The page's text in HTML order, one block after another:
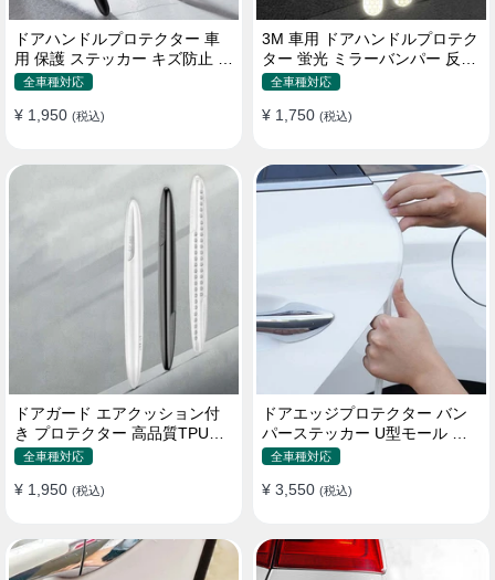
ドアハンドルプロテクター 車
用 保護 ステッカー キズ防止 高
品質TPU製 4枚セット
全車種対応
¥ 1,950 (税込)
3M 車用 ドアハンドルプロテク
ター 蛍光 ミラーバンパー 反射
ステッカー 保護フィルム
全車種対応
¥ 1,750 (税込)
ドアガード エアクッション付
き プロテクター 高品質TPU製
キズ防止 取り付け簡単
全車種対応
¥ 1,950 (税込)
ドアエッジプロテクター バン
パーステッカー U型モール キ
ズ防止 取り付け簡単 騒音低減
全車種対応
¥ 3,550 (税込)